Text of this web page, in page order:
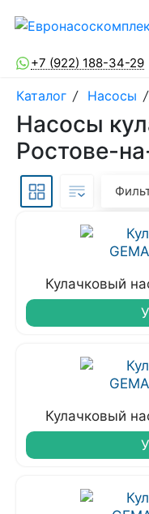
+7 (922) 188-34-29
Каталог / Насосы /
Насосы
Ростове-
Кулачковый
Кулачковый